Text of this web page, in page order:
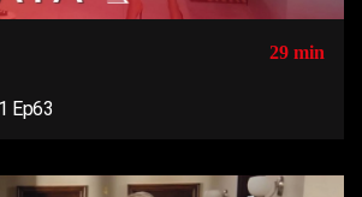
29 min
Ep63